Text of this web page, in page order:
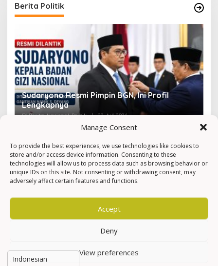
Manage Consent
To provide the best experiences, we use technologies like cookies to
store and/or access device information. Consenting to these
technologies will allow us to process data such as browsing behavior or
unique IDs on this site. Not consenting or withdrawing consent, may
adversely affect certain features and functions.
Accept
Deny
View preferences
Berita Politik
Sudaryono Resmi Pimpin BGN, Ini Profil
Lengkapnya
Di Berita, Nasional, Politik | 22 Juli 2026 Di
Hak Cipta © Newkarma
Privacy Policy & Terms of Service
Indeks Berita